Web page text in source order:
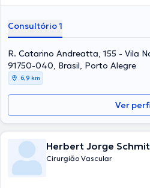
Consultório 1
R. Catarino Andreatta, 155 - Vila
91750-040, Brasil, Porto Alegre
6,9 km
Ver
Herbert Jorge
Cirurgião Vascular